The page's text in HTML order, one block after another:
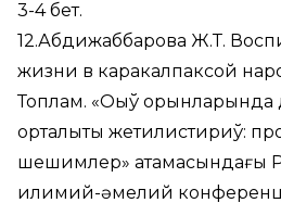
3-4 бет.
12.Абдижаббарова Ж.Т.
жизни в каракалпаксой
Топлам. «Оқыў
орталықты жетилистириў:
шешимлер» атамасындағы
илимий-әмелий